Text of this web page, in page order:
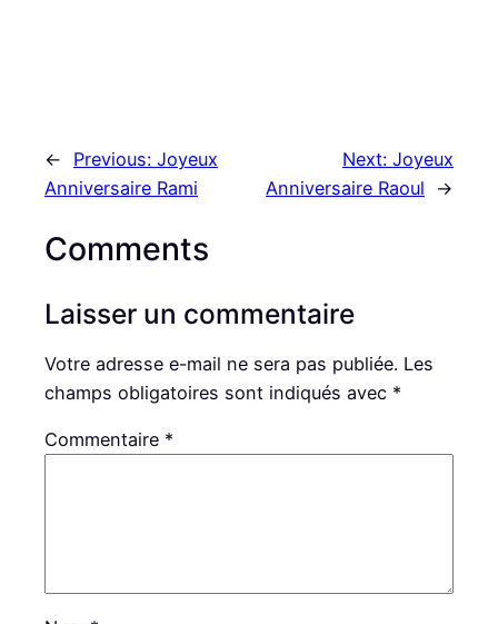
← Previous: Joyeux
Anniversaire Rami
Next: Joyeux
Anniversaire Raoul
→
Comments
Laisser un commentaire
Votre adresse e-mail ne sera pas publiée. Les
champs obligatoires sont indiqués avec *
Commentaire *